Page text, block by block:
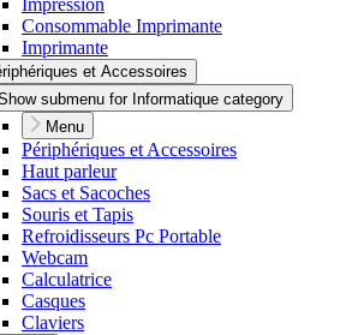
Impression
Consommable Imprimante
Imprimante
et Accessoires
submenu for Informatique category
Menu
Périphériques et Accessoires
Haut parleur
Sacs et Sacoches
Souris et Tapis
Refroidisseurs Pc Portable
Webcam
Calculatrice
Casques
Claviers